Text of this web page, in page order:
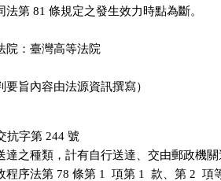
法第 81 條規定之發生效力時點為斷。
院：臺灣高等法院
要旨內容由法源資訊撰寫）
抗字第 244 號
達之種類，計有自行送達、交由郵政機
程序法第 78 條第 1  項第 1  款、第 2  項